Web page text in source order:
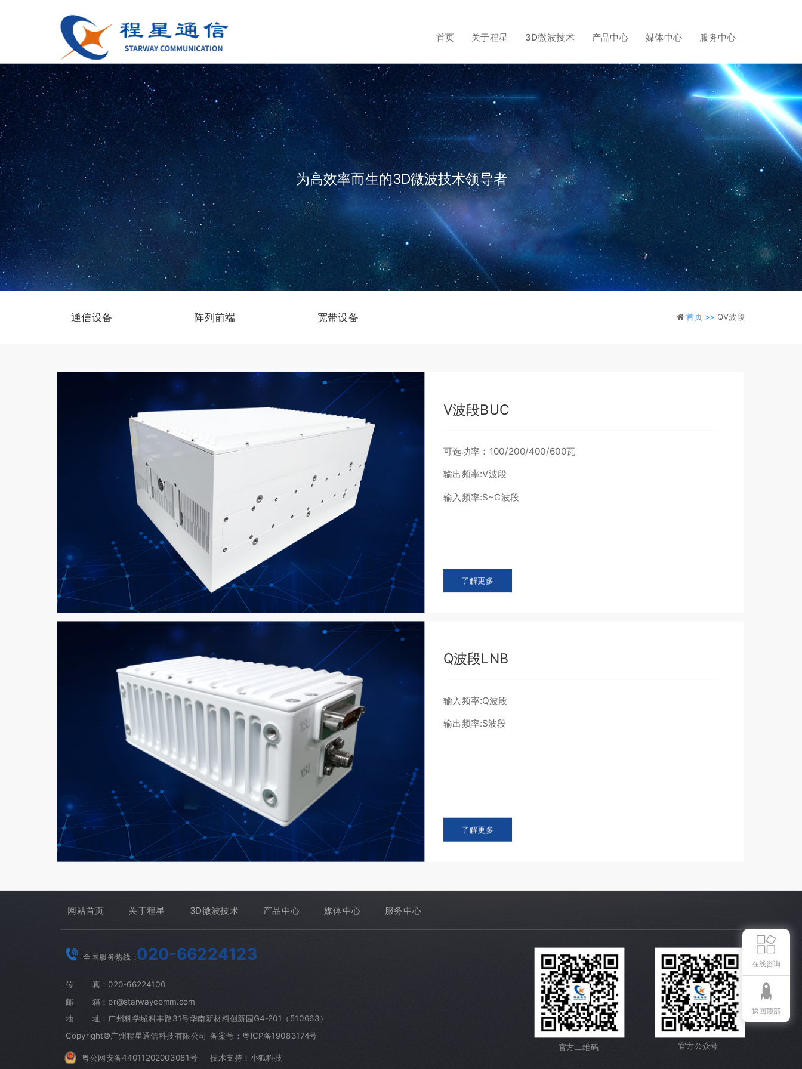
首页 关于程星 3D微波技术 产品中心 媒体中心 服务中心
为高效率而生的3D微波技术领导者
通信设备 阵列前端 宽带设备 首页 >> QV波段
V波段BUC
可选功率：100/200/400/600瓦
输出频率:V波段
输入频率:S~C波段
了解更多
Q波段LNB
输入频率:Q波段
输出频率:S波段
了解更多
网站首页 关于程星 3D微波技术 产品中心 媒体中心 服务中心
全国服务热线：020-66224123
传 真：020-66224100
邮 箱：pr@starwaycomm.com
地 址：广州科学城科丰路31号华南新材料创新园G4-201（510663）
Copyright©广州程星通信科技有限公司 备案号：粤ICP备19083174号
粤公网安备44011202003081号
官方二维码 官方公众号
技术支持：小狐科技
在线咨询
返回顶部